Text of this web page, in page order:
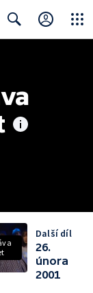
Další díl
26.
února
2001